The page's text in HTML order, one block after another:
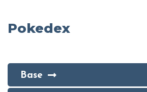
Pokedex
Base